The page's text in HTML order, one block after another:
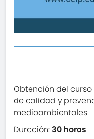
Obtención del
de calidad y
medioambientales
Duración:30 horas